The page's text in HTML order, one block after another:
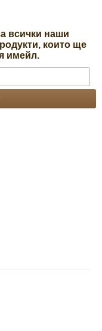
всички наши
които ще
имейл.